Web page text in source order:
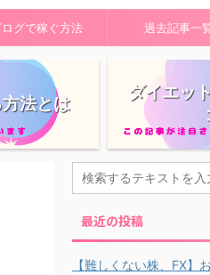
ログで稼ぐ方法 過去記事一
法とは
ダイエッ
最近の投稿
【難しくない株、FX】